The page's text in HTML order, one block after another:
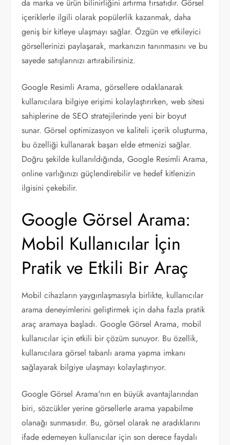
da marka ve ürün bilinirliğini artırma fırsatıdır. Görsel
içeriklerle ilgili olarak popülerlik kazanmak, daha
geniş bir kitleye ulaşmayı sağlar. Özgün ve etkileyici
görsellerinizi paylaşarak, markanızın tanınmasını ve bu
sayede satışlarınızı artırabilirsiniz.
Google Resimli Arama, görsellere odaklanarak
kullanıcılara bilgiye erişimi kolaylaştırırken, web sitesi
sahiplerine de SEO stratejilerinde yeni bir boyut
sunar. Görsel optimizasyon ve kaliteli içerik oluşturma,
bu özelliği kullanarak başarı elde etmenizi sağlar.
Doğru şekilde kullanıldığında, Google Resimli Arama,
online varlığınızı güçlendirebilir ve hedef kitlenizin
ilgisini çekebilir.
Google Görsel Arama:
Mobil Kullanıcılar İçin
Pratik ve Etkili Bir Araç
Mobil cihazların yaygınlaşmasıyla birlikte, kullanıcılar
arama deneyimlerini geliştirmek için daha fazla pratik
araç aramaya başladı. Google Görsel Arama, mobil
kullanıcılar için etkili bir çözüm sunuyor. Bu özellik,
kullanıcılara görsel tabanlı arama yapma imkanı
sağlayarak bilgiye ulaşmayı kolaylaştırıyor.
Google Görsel Arama'nın en büyük avantajlarından
biri, sözcükler yerine görsellerle arama yapabilme
olanağı sunmasıdır. Bu, görsel olarak ne aradıklarını
ifade edemeyen kullanıcılar için son derece faydalı